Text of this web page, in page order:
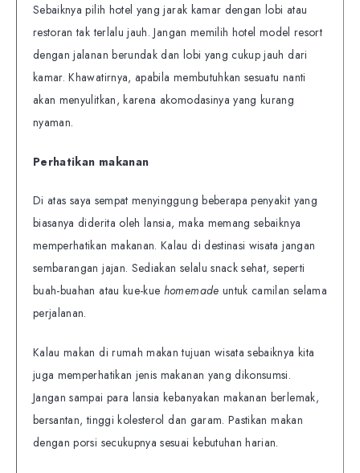
Sebaiknya pilih hotel yang jarak kamar dengan lobi atau
restoran tak terlalu jauh. Jangan memilih hotel model resort
dengan jalanan berundak dan lobi yang cukup jauh dari
kamar. Khawatirnya, apabila membutuhkan sesuatu nanti
akan menyulitkan, karena akomodasinya yang kurang
nyaman.
Perhatikan makanan
Di atas saya sempat menyinggung beberapa penyakit yang
biasanya diderita oleh lansia, maka memang sebaiknya
memperhatikan makanan. Kalau di destinasi wisata jangan
sembarangan jajan. Sediakan selalu snack sehat, seperti
buah-buahan atau kue-kue homemade untuk camilan selama
perjalanan.
Kalau makan di rumah makan tujuan wisata sebaiknya kita
juga memperhatikan jenis makanan yang dikonsumsi.
Jangan sampai para lansia kebanyakan makanan berlemak,
bersantan, tinggi kolesterol dan garam. Pastikan makan
dengan porsi secukupnya sesuai kebutuhan harian.